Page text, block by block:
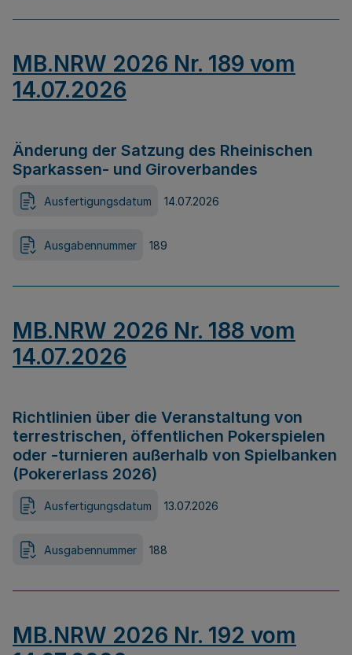
MB.NRW 2026 Nr. 189 vom
14.07.2026
Änderung der Satzung des Rheinischen
Sparkassen- und Giroverbandes
Ausfertigungsdatum 14.07.2026
Ausgabennummer 189
MB.NRW 2026 Nr. 188 vom
14.07.2026
Richtlinien über die Veranstaltung von
terrestrischen, öffentlichen Pokerspielen
oder -turnieren außerhalb von Spielbanken
(Pokererlass 2026)
Ausfertigungsdatum 13.07.2026
Ausgabennummer 188
MB.NRW 2026 Nr. 192 vom